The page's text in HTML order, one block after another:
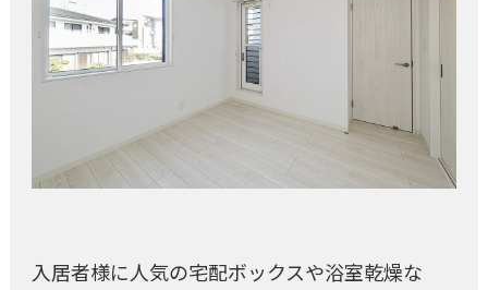
入居者様に人気の宅配ボックスや浴室乾燥な